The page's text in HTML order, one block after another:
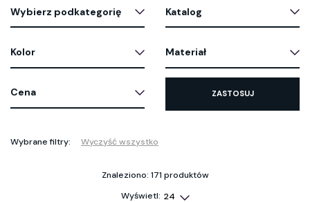
Wybierz podkategorię Katalog
Kolor Materiał
Cena ZASTOSUJ
Wybrane filtry: Wyczyść wszystko
Znaleziono: 171 produktów
Wyświetl: